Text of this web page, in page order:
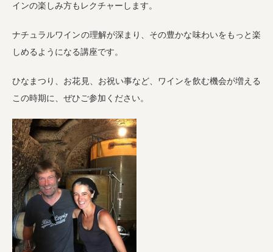
インの楽しみ方もレクチャーします。
ナチュラルワインの理解が深まり、その豊かな味わいをもっと楽
しめるようになる講座です。
ひなまつり、お花見、お祝い事など、ワインを飲む機会が増える
この時期に、ぜひご参加ください。